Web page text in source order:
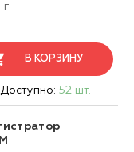
г
В КОРЗИНУ
Доступно: 52 шт.